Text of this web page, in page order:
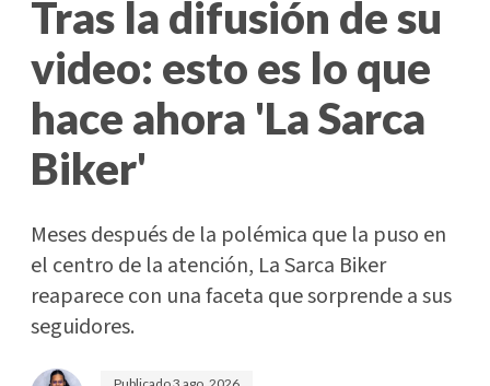
Tras la difusión de su
video: esto es lo que
hace ahora 'La Sarca
Biker'
Meses después de la polémica que la puso en
el centro de la atención, La Sarca Biker
reaparece con una faceta que sorprende a sus
seguidores.